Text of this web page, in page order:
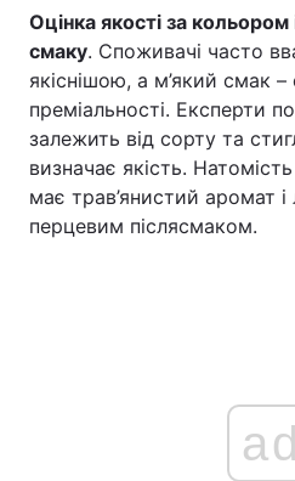
Оцінка якості за кольором
смаку. Споживачі часто
якіснішою, а м’який смак
преміальності. Експерти
залежить від сорту та
визначає якість.
має трав’янистий аромат і
перцевим післясмаком.
ad